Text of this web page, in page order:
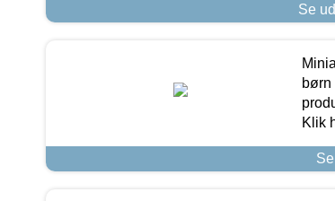
Se
børn
Klik